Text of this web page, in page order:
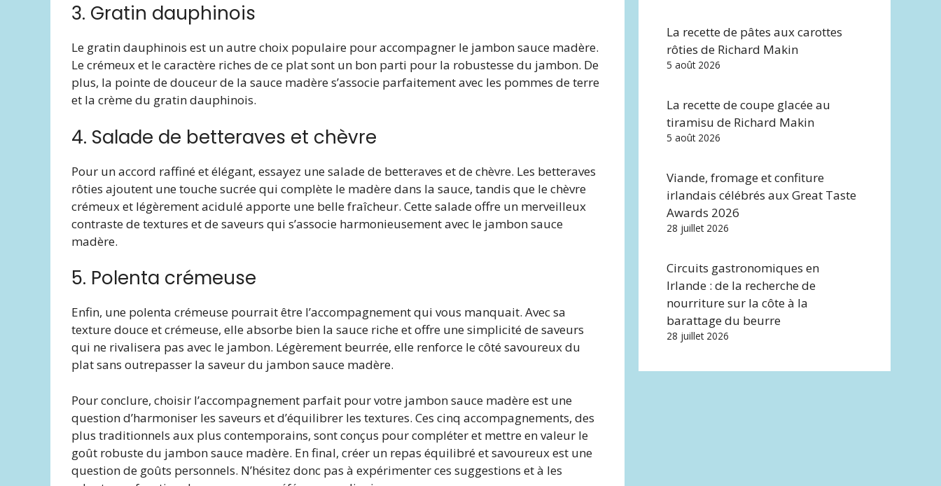
3. Gratin dauphinois
Le gratin dauphinois est un autre choix populaire pour accompagner le jambon sauce madère.
Le crémeux et le caractère riches de ce plat sont un bon parti pour la robustesse du jambon. De
plus, la pointe de douceur de la sauce madère s’associe parfaitement avec les pommes de terre
et la crème du gratin dauphinois.
4. Salade de betteraves et chèvre
Pour un accord raffiné et élégant, essayez une salade de betteraves et de chèvre. Les betteraves
rôties ajoutent une touche sucrée qui complète le madère dans la sauce, tandis que le chèvre
crémeux et légèrement acidulé apporte une belle fraîcheur. Cette salade offre un merveilleux
contraste de textures et de saveurs qui s’associe harmonieusement avec le jambon sauce
madère.
5. Polenta crémeuse
Enfin, une polenta crémeuse pourrait être l’accompagnement qui vous manquait. Avec sa
texture douce et crémeuse, elle absorbe bien la sauce riche et offre une simplicité de saveurs
qui ne rivalisera pas avec le jambon. Légèrement beurrée, elle renforce le côté savoureux du
plat sans outrepasser la saveur du jambon sauce madère.
Pour conclure, choisir l’accompagnement parfait pour votre jambon sauce madère est une
question d’harmoniser les saveurs et d’équilibrer les textures. Ces cinq accompagnements, des
plus traditionnels aux plus contemporains, sont conçus pour compléter et mettre en valeur le
goût robuste du jambon sauce madère. En final, créer un repas équilibré et savoureux est une
question de goûts personnels. N’hésitez donc pas à expérimenter ces suggestions et à les
La recette de pâtes aux carottes
rôties de Richard Makin
5 août 2026
La recette de coupe glacée au
tiramisu de Richard Makin
5 août 2026
Viande, fromage et confiture
irlandais célébrés aux Great Taste
Awards 2026
28 juillet 2026
Circuits gastronomiques en
Irlande : de la recherche de
nourriture sur la côte à la
barattage du beurre
28 juillet 2026